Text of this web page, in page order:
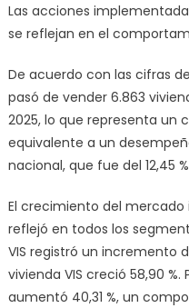
Las acciones
se reflejan en el
De acuerdo con las cifras
pasó de vender 6.863
2025, lo que representa un
equivalente a un
nacional, que fue del 12,45
El crecimiento del mercado
reflejó en todos los
VIS registró un incremento
vivienda VIS creció 58,90 %.
aumentó 40,31 %, un